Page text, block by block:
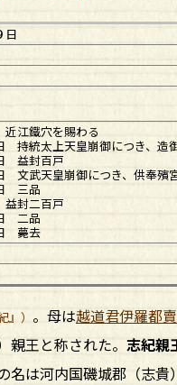
日
江鐵穴を賜わる
持統太上天皇崩御につき、造
益封百戸
文武天皇崩御につき、供奉殯
三品
封二百戸
二品
薨去
』） 。母は越道君伊羅都賣
王と称された。 志紀親
名は河内国磯城郡（志